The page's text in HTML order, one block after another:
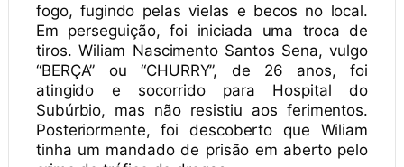
fogo, fugindo pelas vielas e becos no local.
Em perseguição, foi iniciada uma troca de
tiros. Wiliam Nascimento Santos Sena, vulgo
“BERÇA” ou “CHURRY”, de 26 anos, foi
atingido e socorrido para Hospital do
Subúrbio, mas não resistiu aos ferimentos.
Posteriormente, foi descoberto que Wiliam
tinha um mandado de prisão em aberto pelo